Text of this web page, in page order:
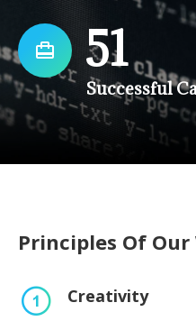
52
Successful
Principles Of Our
Creativity